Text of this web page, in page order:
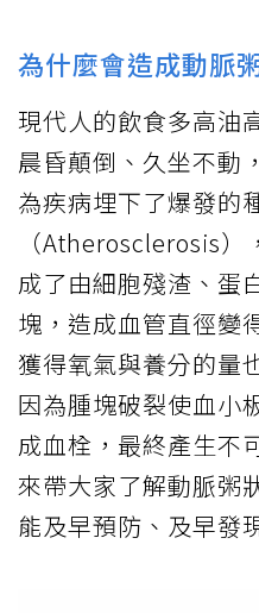
為什麼會造成動脈
現代人的飲食多高油
晨昏顛倒、久坐不動
為疾病埋下了爆發的
（Atherosclerosis
成了由細胞殘渣、蛋
塊，造成血管直徑變
獲得氧氣與養分的量
因為腫塊破裂使血小
成血栓，最終產生不
來帶大家了解動脈粥
能及早預防、及早發